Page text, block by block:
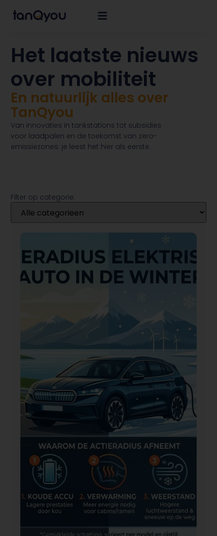
Het laatste nieuws
over mobiliteit
En natuurlijk alles over
TanQyou
Van innovaties in tankstations tot subsidies
voor laadpalen en de toekomst van zero-
emissiezones: je leest het hier als eerste.
Filter op categorie: